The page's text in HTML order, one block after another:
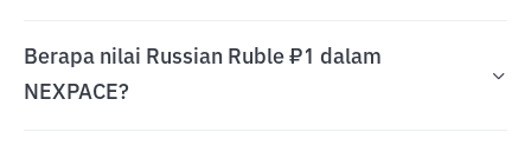
Berapa nilai Russian Ruble ₽1 dalam
NEXPACE?